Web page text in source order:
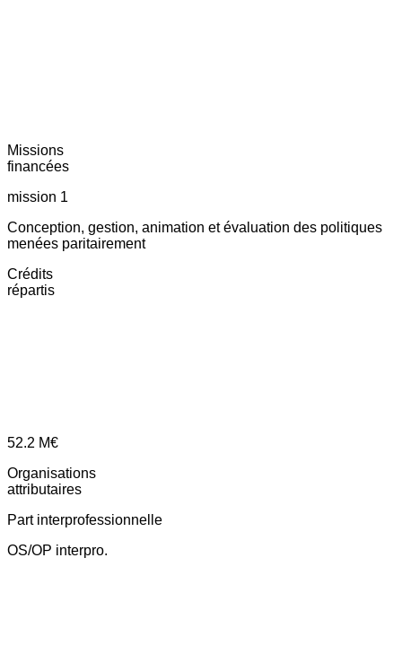
Missions
financées
mission 1
Conception, gestion, animation et évaluation des politiques
menées paritairement
Crédits
répartis
52.2 M€
Organisations
attributaires
Part interprofessionnelle
OS/OP interpro.